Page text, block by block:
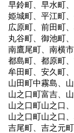
早鈴町、早水町、
姫城町、平江町、
広原町、前田町、
丸谷町、御池町、
南鷹尾町、南横市
都島町、都原町、
牟田町、安久町、
山田町中霧島、山
山之口町富吉、
山之口町山之口、
山之口町山之口、
吉尾町、吉之元町